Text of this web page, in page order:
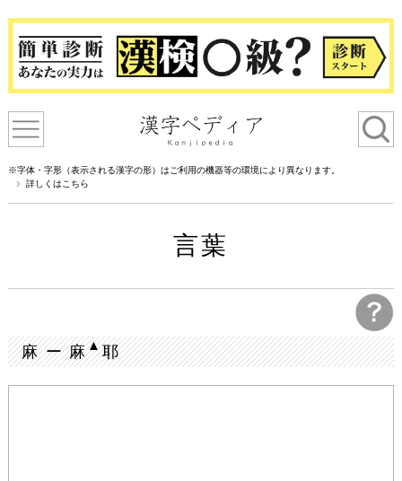
※字体・字形（表示される漢字の形）はご利用の機器等の環境により異なります。
詳しくはこちら
言葉
麻 ー 麻▲耶